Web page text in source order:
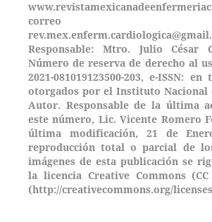
correo
Responsable: Mtro. Julio César
Número de reserva de derecho al
2021-081019123500-203, e-ISSN: en
otorgados por el Instituto Nacional
Autor. Responsable de la última
este número, Lic. Vicente Romero
última modificación, 21 de
reproducción total o parcial de
imágenes de esta publicación se
la licencia Creative Commons (CC
(http://creativecommons.org/